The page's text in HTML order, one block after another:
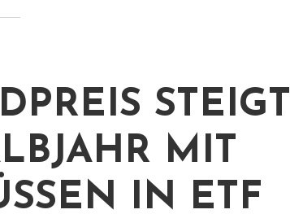
STEIGT
MIT
IN ETF